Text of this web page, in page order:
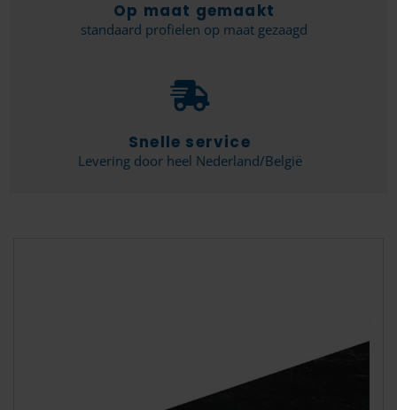
Op maat gemaakt
standaard profielen op maat gezaagd
Snelle service
Levering door heel Nederland/België